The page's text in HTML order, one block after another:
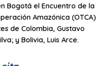
Bogotá el Encuentro de la
Amazónica (OTCA)
de Colombia, Gustavo
y Bolivia, Luis Arce.